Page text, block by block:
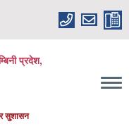
प्रदेश,
र सुशासन